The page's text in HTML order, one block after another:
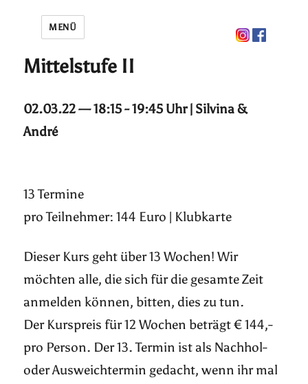
MENÜ
Mittelstufe II
02.03.22 — 18:15 - 19:45 Uhr | Silvina &
André
13 Termine
pro Teilnehmer: 144 Euro | Klubkarte
Dieser Kurs geht über 13 Wochen! Wir
möchten alle, die sich für die gesamte Zeit
anmelden können, bitten, dies zu tun.
Der Kurspreis für 12 Wochen beträgt € 144,-
pro Person. Der 13. Termin ist als Nachhol-
oder Ausweichtermin gedacht, wenn ihr mal